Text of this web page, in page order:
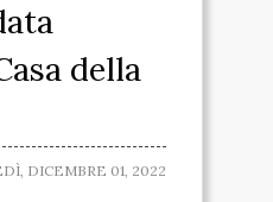
della
DICEMBRE 01, 2022